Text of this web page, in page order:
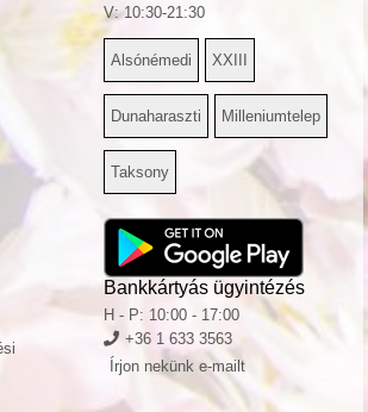
V: 10:30-21:30
Alsónémedi XXIII
Dunaharaszti Milleniumtelep
Taksony
Bankkártyás ügyintézés
H - P: 10:00 - 17:00
+36 1 633 3563
Írjon nekünk e-mailt